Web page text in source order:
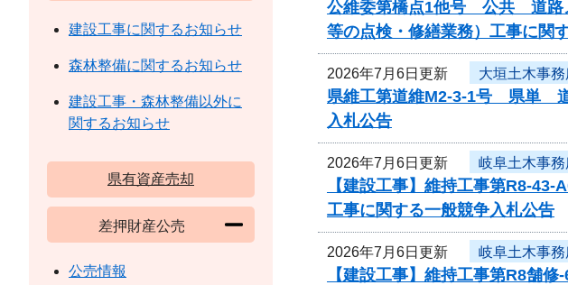
公維委第橋点1他号 公共 道路
等の点検・修繕業務）工事に関
2026年7月6日更新 大垣土木事務
県維工第道維M2-3-1号 県単
入札公告
2026年7月6日更新 岐阜土木事務
【建設工事】維持工事第R8-
工事に関する一般競争入札公告
2026年7月6日更新 岐阜土木事務
【建設工事】維持工事第R8
建設工事に関するお知らせ
森林整備に関するお知らせ
建設工事・森林整備以外に
関するお知らせ
県有資産売却
差押財産公売
公売情報